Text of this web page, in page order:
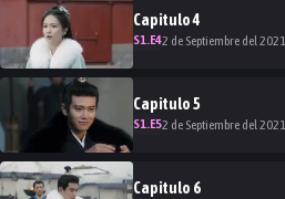
Capitulo4
S1.E42 de Septiembre del 2021
Capitulo5
S1.E52 de Septiembre del 2021
Capitulo 6